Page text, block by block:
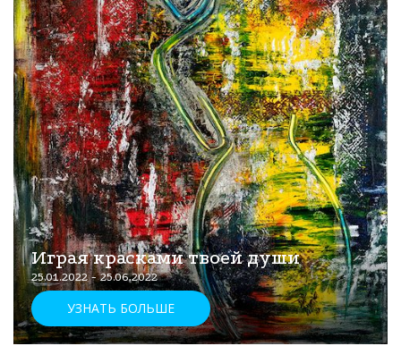
Играя красками твоей души
25.01.2022 - 25.06.2022
УЗНАТЬ БОЛЬШЕ